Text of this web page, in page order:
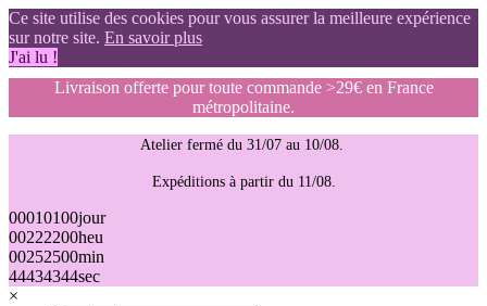
Ce site utilise des cookies pour vous assurer la meilleure expérience
sur notre site. En savoir plus
J'ai lu !
Livraison offerte pour toute commande >29€ en France
métropolitaine.
Atelier fermé du 31/07 au 10/08.
Expéditions à partir du 11/08.
00010100jour
00222200heu
00252500min
43424243sec
×